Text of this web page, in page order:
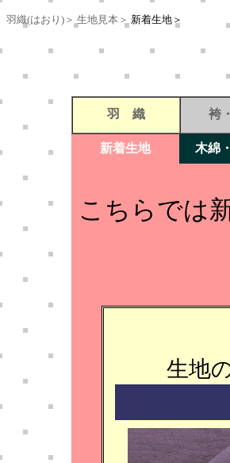
羽織(はおり)＞ 生地見本＞ 新着生地＞
羽 織 袴
新着生地 木綿
こちらでは
生地